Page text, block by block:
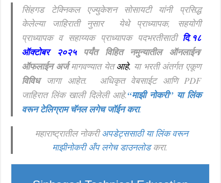
सिंहगड टेक्निकल एज्युकेशन सोसायटी यांनी प्रसिद्ध
केलेल्या जाहिराती नुसार
येथे प्राध्यापक, सहयोगी
प्राध्यापक व सहाय्यक प्राध्यापक
पदभरतीसाठीदि. १८
ऑक्टोबर २०२५
पर्यंत विहित नमुन्यातील ऑनलाईन/
ऑफलाईन अर्जमागवण्यात येतआहे. या भरती अंतर्गत एकूण
विविधजागा आहेत. अधिकृत वेबसाईट आणि PDF
जाहिरात लिंक खाली दिलेली आहे.“माझी नोकरी” या लिंक
वरून टेलिग्राम चॅनल लगेच जॉईन करा.
महाराष्ट्रातील नोकरीअपडेट्ससाठी या लिंक वरून
माझीनोकरी अँप लगेच डाउनलोडकरा.